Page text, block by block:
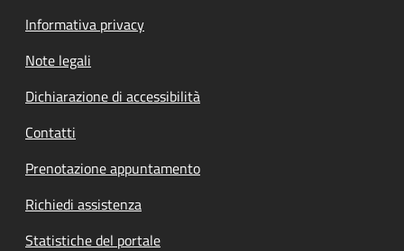
Informativa privacy
Note legali
Dichiarazione di accessibilità
Contatti
Prenotazione appuntamento
Richiedi assistenza
Statistiche del portale